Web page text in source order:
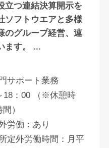
立つ連結決算開示を
ソフトウエアと多様
のグループ経営、連
ます。 ...
サポート業務
18：00 （※休憩時
）
労働：あり
定外労働時間：月平